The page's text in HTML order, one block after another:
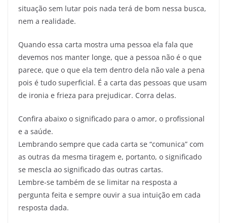
situação sem lutar pois nada terá de bom nessa busca,
nem a realidade.
Quando essa carta mostra uma pessoa ela fala que
devemos nos manter longe, que a pessoa não é o que
parece, que o que ela tem dentro dela não vale a pena
pois é tudo superficial. É a carta das pessoas que usam
de ironia e frieza para prejudicar. Corra delas.
Confira abaixo o significado para o amor, o profissional
e a saúde.
Lembrando sempre que cada carta se “comunica” com
as outras da mesma tiragem e, portanto, o significado
se mescla ao significado das outras cartas.
Lembre-se também de se limitar na resposta a
pergunta feita e sempre ouvir a sua intuição em cada
resposta dada.